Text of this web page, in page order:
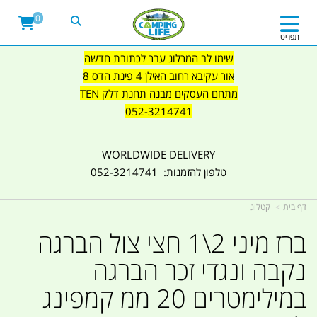
שימו לב המרלוג עבר לכתובת חדשה
אור עקיבא רחוב האילן 4 פינת הדס 8
מתחם העסקים מבנה תחנת דלק TEN
052-3214741
WORLDWIDE DELIVERY
טלפון להזמנות: 052-3214741
תפריט
0
דף בית קטלוג
ברז מיני 2\1 חצי צול הברגה
נקבה ונגדי זכר הברגה
במילימטרים 20 ממ קמפינג